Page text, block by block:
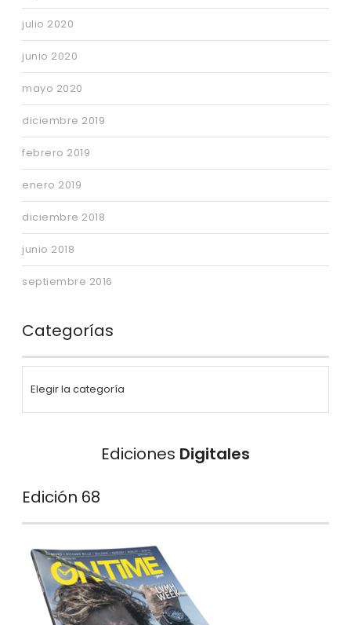
julio 2020
junio 2020
mayo 2020
diciembre 2019
febrero 2019
enero 2019
diciembre 2018
junio 2018
septiembre 2016
Categorías
Ediciones Digitales
Edición 68